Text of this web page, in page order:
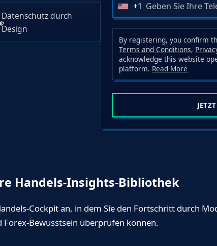
Datenschutz durch
Design
U
n
i
t
e
a
t
1
+1
By registering, you confirm
Terms and Conditions,
acknowledge this website
platform. Read More
Handels-Insights-Bibliothek
Cockpit an, in dem Sie den Fortschritt durch
Forex-Bewusstsein überprüfen können.